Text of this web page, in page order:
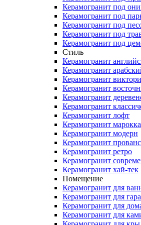
Керамогранит под
Керамогранит под
Керамогранит под
Керамогранит под
Керамогранит под
Стиль
Керамогранит
Керамогранит
Керамогранит
Керамогранит
Керамогранит
Керамогранит
Керамогранит лофт
Керамогранит
Керамогранит модерн
Керамогранит прованс
Керамогранит ретро
Керамогранит
Керамогранит хай-тек
Помещение
Керамогранит для
Керамогранит для
Керамогранит для
Керамогранит для